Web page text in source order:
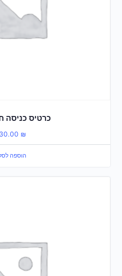
כרטיס כניסה
30.00 ₪
הוספה